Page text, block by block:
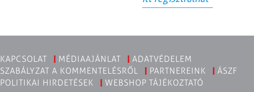
KAPCSOLAT MÉDIAAJÁNLAT
ADATVÉDELEM
SZABÁLYZAT A KOMMENTELÉSRŐL
PARTNEREINK
ÁSZF
POLITIKAI HIRDETÉSEK
WEBSHOP TÁJÉKOZTATÓ